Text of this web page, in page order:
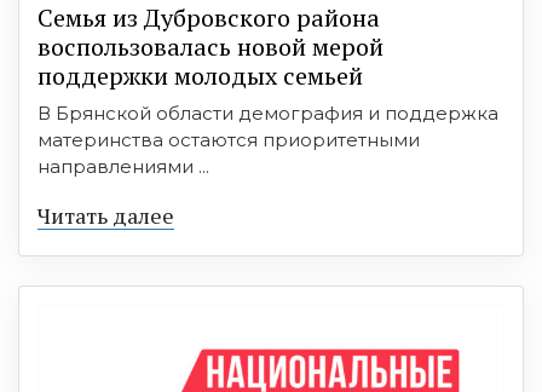
Семья из Дубровского района
воспользовалась новой мерой
поддержки молодых семьей
В Брянской области демография и поддержка
материнства остаются приоритетными
направлениями ...
Читать далее